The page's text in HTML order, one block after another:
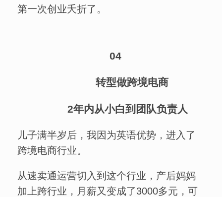
第一次创业夭折了。
04
转型做跨境电商
2年内从小白到团队负责人
儿子满半岁后，我因为英语优势，进入了
跨境电商行业。
从速卖通运营切入到这个行业，产后妈妈
加上跨行业，月薪又变成了3000多元，可